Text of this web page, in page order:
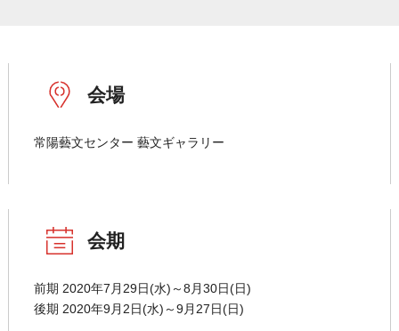
会場
常陽藝文センター 藝文ギャラリー
会期
前期 2020年7月29日(水)～8月30日(日)
後期 2020年9月2日(水)～9月27日(日)